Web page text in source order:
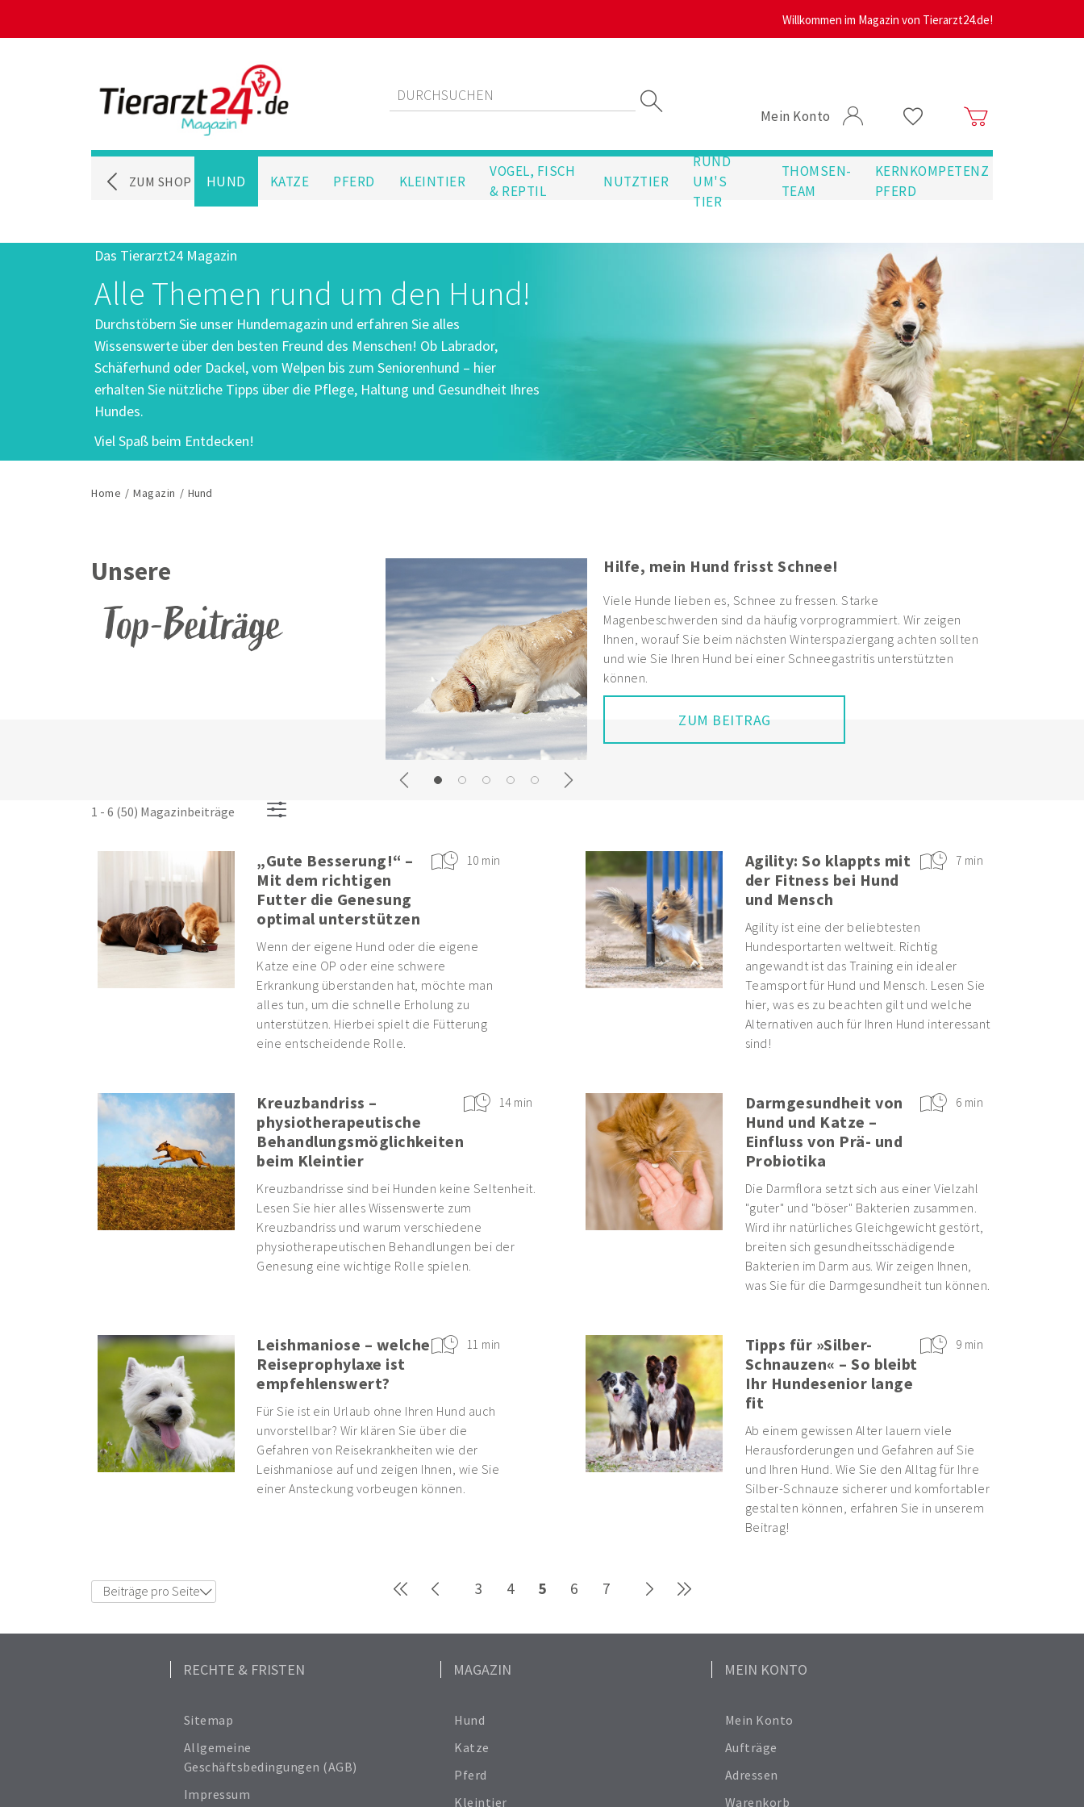
Willkommen im Magazin von Tierarzt24.de!
Mein Konto
ZUM SHOP HUND KATZE PFERD KLEINTIER
VOGEL, FISCH
& REPTIL
NUTZTIER
RUND
UM'S
TIER
THOMSEN-
TEAM
KERNKOMPETENZ
PFERD
Das Tierarzt24 Magazin
Alle Themen rund um den Hund!
Durchstöbern Sie unser Hundemagazin und erfahren Sie alles
Wissenswerte über den besten Freund des Menschen! Ob Labrador,
Schäferhund oder Dackel, vom Welpen bis zum Seniorenhund – hier
erhalten Sie nützliche Tipps über die Pflege, Haltung und Gesundheit Ihres
Hundes.
Viel Spaß beim Entdecken!
Home / Magazin / Hund
Unsere
Top-Beiträge
Hilfe, mein Hund frisst Schnee!
Viele Hunde lieben es, Schnee zu fressen. Starke
Magenbeschwerden sind da häufig vorprogrammiert. Wir zeigen
Ihnen, worauf Sie beim nächsten Winterspaziergang achten sollten
und wie Sie Ihren Hund bei einer Schneegastritis unterstützten
können.
ZUM BEITRAG
Previous
Next
1 - 6 (50) Magazinbeiträge
„Gute Besserung!“ –
Mit dem richtigen
Futter die Genesung
optimal unterstützen
10 min
Wenn der eigene Hund oder die eigene
Katze eine OP oder eine schwere
Erkrankung überstanden hat, möchte man
alles tun, um die schnelle Erholung zu
unterstützen. Hierbei spielt die Fütterung
eine entscheidende Rolle.
Agility: So klappts mit
der Fitness bei Hund
und Mensch
7 min
Agility ist eine der beliebtesten
Hundesportarten weltweit. Richtig
angewandt ist das Training ein idealer
Teamsport für Hund und Mensch. Lesen Sie
hier, was es zu beachten gilt und welche
Alternativen auch für Ihren Hund interessant
sind!
Kreuzbandriss –
physiotherapeutische
Behandlungsmöglichkeiten
beim Kleintier
14 min
Kreuzbandrisse sind bei Hunden keine Seltenheit.
Lesen Sie hier alles Wissenswerte zum
Kreuzbandriss und warum verschiedene
physiotherapeutischen Behandlungen bei der
Genesung eine wichtige Rolle spielen.
Darmgesundheit von
Hund und Katze –
Einfluss von Prä- und
Probiotika
6 min
Die Darmflora setzt sich aus einer Vielzahl
"guter" und "böser" Bakterien zusammen.
Wird ihr natürliches Gleichgewicht gestört,
breiten sich gesundheitsschädigende
Bakterien im Darm aus. Wir zeigen Ihnen,
was Sie für die Darmgesundheit tun können.
Leishmaniose – welche
Reiseprophylaxe ist
empfehlenswert?
11 min
Für Sie ist ein Urlaub ohne Ihren Hund auch
unvorstellbar? Wir klären Sie über die
Gefahren von Reisekrankheiten wie der
Leishmaniose auf und zeigen Ihnen, wie Sie
einer Ansteckung vorbeugen können.
Tipps für »Silber-
Schnauzen« – So bleibt
Ihr Hundesenior lange
fit
9 min
Ab einem gewissen Alter lauern viele
Herausforderungen und Gefahren auf Sie
und Ihren Hund. Wie Sie den Alltag für Ihre
Silber-Schnauze sicherer und komfortabler
gestalten können, erfahren Sie in unserem
Beitrag!
Beiträge pro Seite
12
3 4 5 6 7
RECHTE & FRISTEN
Sitemap
Allgemeine
Geschäftsbedingungen (AGB)
Impressum
MAGAZIN
Hund
Katze
Pferd
Kleintier
MEIN KONTO
Mein Konto
Aufträge
Adressen
Warenkorb